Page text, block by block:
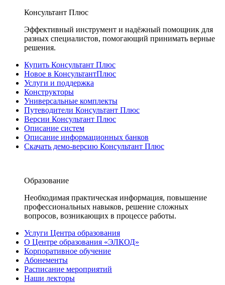
Консультант Плюс
Эффективный инструмент и надёжный помощник для
разных специалистов, помогающий принимать верные
решения.
Купить Консультант Плюс
Новое в КонсультантПлюс
Услуги и поддержка
Конструкторы
Универсальные комплекты
Путеводители Консультант Плюс
Версии Консультант Плюс
Описание систем
Описание информационных банков
Скачать демо-версию Консультант Плюс
Образование
Необходимая практическая информация, повышение
профессиональных навыков, решение сложных
вопросов, возникающих в процессе работы.
Услуги Центра образования
О Центре образования «ЭЛКОД»
Корпоративное обучение
Абонементы
Расписание мероприятий
Наши лекторы